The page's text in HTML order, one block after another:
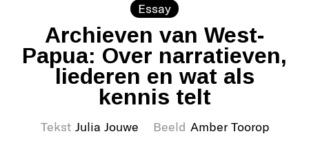
Essay
Archieven van West-
Papua: Over narratieven,
liederen en wat als
kennis telt
Tekst Julia Jouwe Beeld Amber Toorop